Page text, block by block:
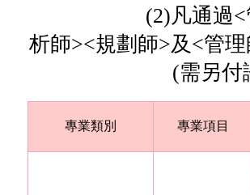
(2)凡通過<管理
析師><規劃師>及<管
(需另付
專業類別 專業項目